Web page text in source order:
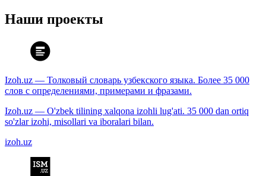
Наши проекты
Izoh.uz — Толковый словарь узбекского языка. Более 35 000
слов с определениями, примерами и фразами.
Izoh.uz — O'zbek tilining xalqona izohli lug'ati. 35 000 dan ortiq
so'zlar izohi, misollari va iboralari bilan.
izoh.uz